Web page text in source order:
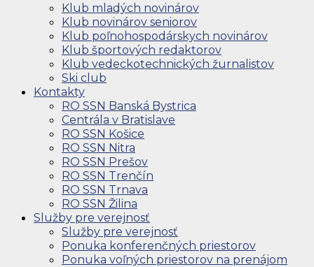
Klub mladých novinárov
Klub novinárov seniorov
Klub poľnohospodárskych novinárov
Klub športových redaktorov
Klub vedeckotechnických žurnalistov
Ski club
Kontakty
RO SSN Banská Bystrica
Centrála v Bratislave
RO SSN Košice
RO SSN Nitra
RO SSN Prešov
RO SSN Trenčín
RO SSN Trnava
RO SSN Žilina
Služby pre verejnosť
Služby pre verejnosť
Ponuka konferenčných priestorov
Ponuka voľných priestorov na prenájom